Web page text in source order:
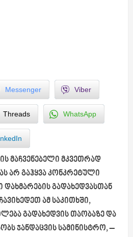
Messenger Viber
Threads WhatsApp
მაჩვენებელი მკვეთრად
არ გაჰყვა კონკრეტული
დახმარების გადახედვასთან
ამ საკითხში,
გადახედვის თაობაზე და
ჯანდაცვის სამინისტრო, –